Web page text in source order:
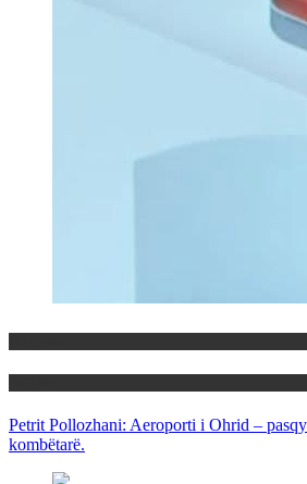
Petrit Pollozhani: Aeroporti i Ohrid –
kombëtarë.